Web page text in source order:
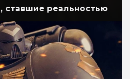
реальностью